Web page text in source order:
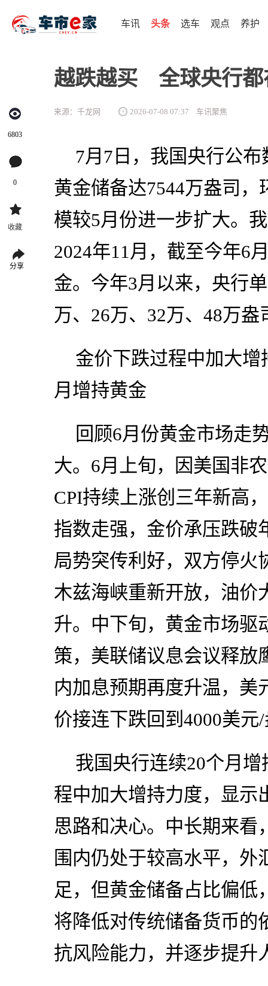
车讯 头条 选车 观点 养护
6803
0
收藏
分享
越跌越买 全球央行都
来源：千龙网 2026-07-08 07:37 车讯聚焦
7月7日，我国央行公
黄金储备达7544万盎司
模较5月份进一步扩大。
2024年11月，截至今年6
金。今年3月以来，央行
万、26万、32万、48万
金价下跌过程中加大
月增持黄金
回顾6月份黄金市场走
大。6月上旬，因美国非
CPI持续上涨创三年新高
指数走强，金价承压跌破
局势突传利好，双方停火
木兹海峡重新开放，油价
升。中下旬，黄金市场驱
策，美联储议息会议释放
内加息预期再度升温，美
价接连下跌回到4000美元
我国央行连续20个月
程中加大增持力度，显示
思路和决心。中长期来看
围内仍处于较高水平，外
足，但黄金储备占比偏低
将降低对传统储备货币的
抗风险能力，并逐步提升